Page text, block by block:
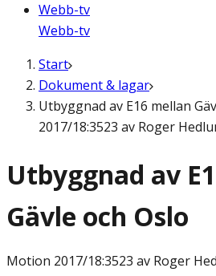
Webb-tv
Webb-tv
Start
Dokument & lagar
Utbyggnad av E16 mellan
2017/18:3523 av Roger
Utbyggnad av
Gävle och Oslo
Motion 2017/18:3523 av Roger